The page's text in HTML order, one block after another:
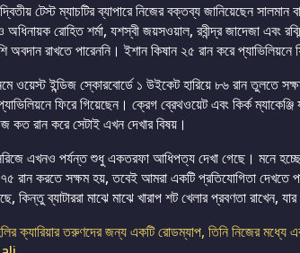
টেস্ট ম্যাচটির ব্যাপারে নিজের বক্তব্য জানিয়েছেন
অধিনায়ক রোহিত শর্মা, যশস্বী জয়সওয়াল, রবীন্দ্র জাদেজা এবং
অবদান রাখতে পারেননি। ইশান কিষান ২৫ রান করে প্যাভিলিয়নে
ওয়েস্ট ইন্ডিজ স্কোরবোর্ডে ১ উইকেট হারিয়ে ৮৬ রান তুলতে
ফিরে গিয়েছেন। ক্রেগ ব্রেথওয়েট এবং কির্ক
কত রান করে সেটাই এখন দেখার বিষয়।
এখনও পর্যন্ত শুধু একতরফা আধিপত্য দেখা গেছে। মনে
রান করতে সক্ষম হয়, তবেই আমরা একটি প্রতিযোগিতা
কিন্তু ব্যাটাররা মাঝে মাঝে খারাপ শট খেলার প্রবণতা রাখেন,
ক্যারিয়ার তরুণদের জন্য একটি রোডম্যাপ, তিনি নিজের মধ্যে